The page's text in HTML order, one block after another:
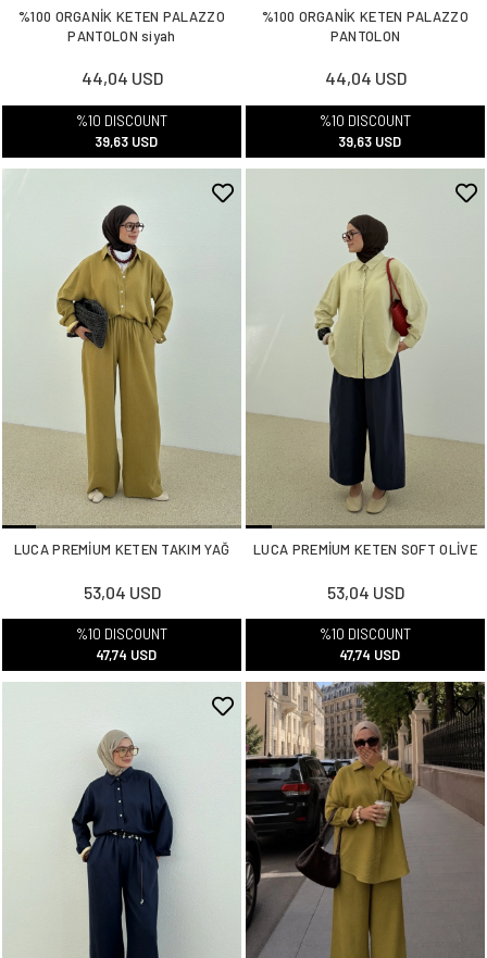
%100 ORGANİK KETEN PALAZZO
PANTOLON siyah
44,04 USD
%10 DISCOUNT
39,63 USD
%100 ORGANİK KETEN PALAZZO
PANTOLON
44,04 USD
%10 DISCOUNT
39,63 USD
LUCA PREMİUM KETEN TAKIM YAĞ
53,04 USD
%10 DISCOUNT
47,74 USD
LUCA PREMİUM KETEN SOFT OLİVE
53,04 USD
%10 DISCOUNT
47,74 USD